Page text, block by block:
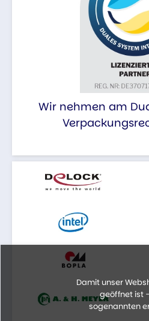
Wir nehmen am
Damit unser
geöffnet ist
sogenannten